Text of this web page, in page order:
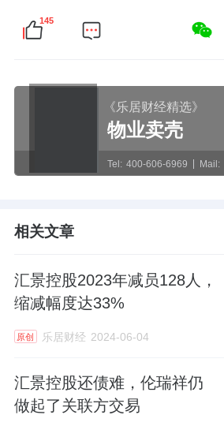
145
《乐居财经精选》
物业卖壳
Tel: 400-606-6969 Mail:
相关文章
汇景控股2023年减员128人，
缩减幅度达33%
原创 乐居财经 2024-06-04
汇景控股还债难，伦瑞祥仍
做起了关联方交易